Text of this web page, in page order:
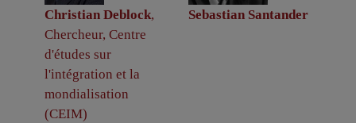
Christian Deblock,
Chercheur, Centre
d'études sur
l'intégration et la
mondialisation
(CEIM)
Sebastian Santander